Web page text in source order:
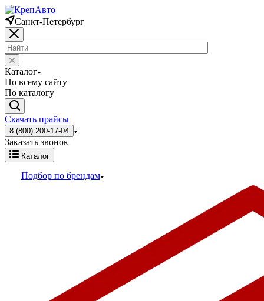
Санкт-Петербург
Каталог
По всему сайту
По каталогу
Скачать прайсы
8 (800) 200-17-04
Заказать звонок
Каталог
Подбор по брендам